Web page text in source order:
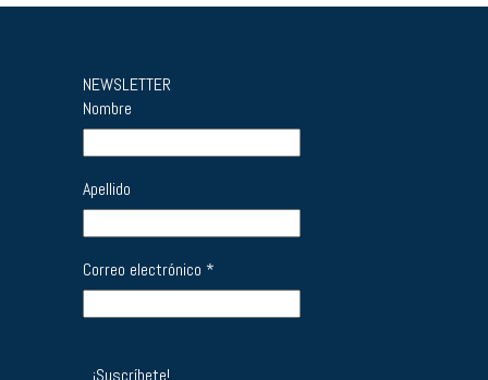
NEWSLETTER
Nombre
Apellido
Correo electrónico *